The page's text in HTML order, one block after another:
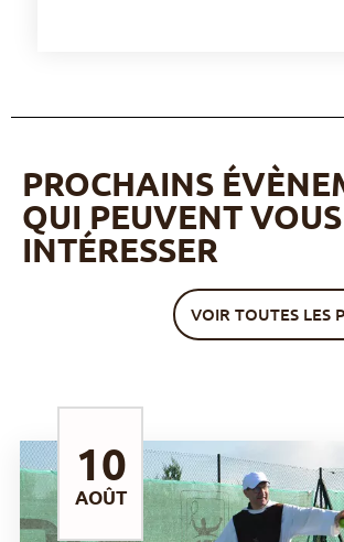
PROCHAINS
QUI PEUVENT VOUS
INTÉRESSER
VOIR TOUTES LES
AOÛT
10